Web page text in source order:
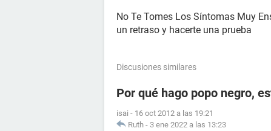
No Te Tomes Los Síntomas Muy
un retraso y hacerte una prueba
Discusiones similares
Por qué hago popo negro,
isai - 16 oct 2012 a las 19:21
Ruth - 3 ene 2022 a las 13:23